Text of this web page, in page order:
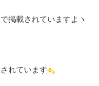
掲載されていますよヽ
れています